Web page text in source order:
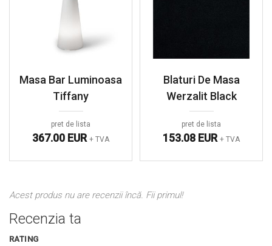
Masa Bar Luminoasa
Tiffany
pret de lista
367.00 EUR + TVA
Blaturi De Masa
Werzalit Black
pret de lista
153.08 EUR + TVA
Acest produs nu are recenzii încă. Fii primul!
Recenzia ta
RATING